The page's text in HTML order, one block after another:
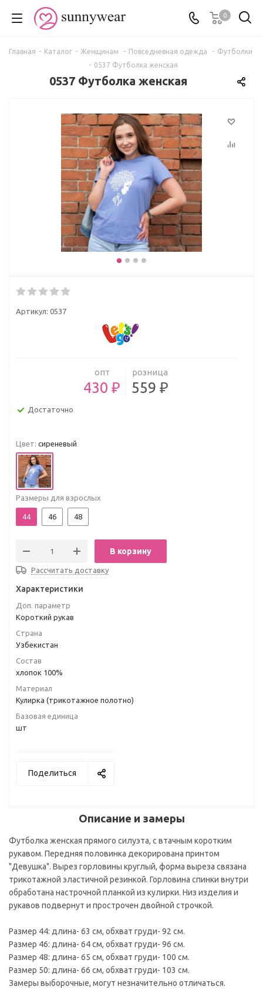
0
Главная - Каталог - Женщинам - Повседневная одежда - Футболки
- 0537 Футболка женская
0537 Футболка женская
Артикул: 0537
опт
430 ₽
розница
559 ₽
Достаточно
Цвет: сиреневый
Размеры для взрослых
44 46 48
В корзину
Рассчитать доставку
Характеристики
Доп. параметр
Короткий рукав
Страна
Узбекистан
Состав
хлопок 100%
Материал
Кулирка (трикотажное полотно)
Базовая единица
шт
Поделиться
Описание и замеры
Футболка женская прямого силуэта, с втачным коротким
рукавом. Передняя половинка декорирована принтом
"Девушка". Вырез горловины круглый, форма выреза связана
трикотажной эластичной резинкой. Горловина спинки внутри
обработана настрочной планкой из кулирки. Низ изделия и
рукавов подвернут и прострочен двойной строчкой.
Размер 44: длина- 63 см, обхват груди- 92 см.
Размер 46: длина- 64 см, обхват груди- 96 см.
Размер 48: длина- 65 см, обхват груди- 100 см.
Размер 50: длина- 66 см, обхват груди- 103 см.
Замеры выборочные, могут незначительно отличаться.